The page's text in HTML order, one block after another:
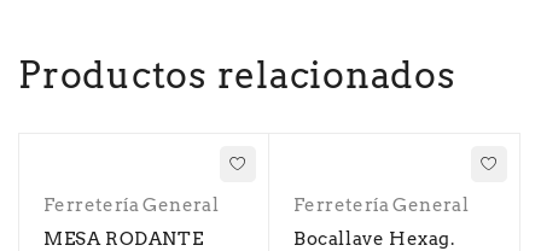
Productos relacionados
Ferretería General
MESA RODANTE
Ferretería General
Bocallave Hexag.